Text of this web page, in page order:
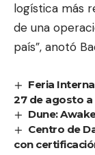
logística más
de una
país”, anotó
Feria
27 de agosto
Dune:
Centro de
con